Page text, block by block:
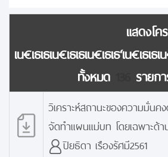
แสดงโ
เน€เธเธเน€เธเธเน€เธเธ‘เน€เธ
ทั้งหมด
รายก
วิเคราะห์สถานะของความมั่น
จัดทำแผนแม่บท โดยเฉพาะด้า
ปิยธิดา เรืองรัศมี2561